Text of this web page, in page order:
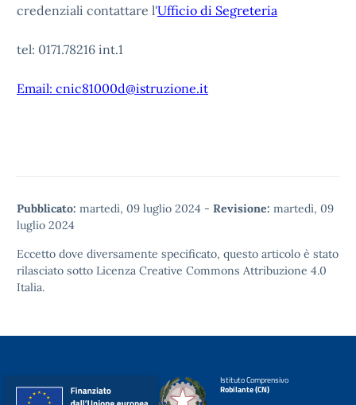
credenziali contattare l'Ufficio di Segreteria
tel: 0171.78216 int.1
Email: cnic81000d@istruzione.it
Pubblicato: martedì, 09 luglio 2024 - Revisione: martedì, 09
luglio 2024
Eccetto dove diversamente specificato, questo articolo è stato
rilasciato sotto Licenza Creative Commons Attribuzione 4.0
Italia.
Istituto Comprensivo
Robilante (CN)